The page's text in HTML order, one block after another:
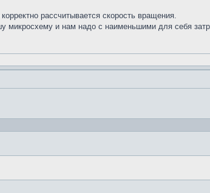
рассчитывается скорость вращения.
и нам надо с наименьшими для себя